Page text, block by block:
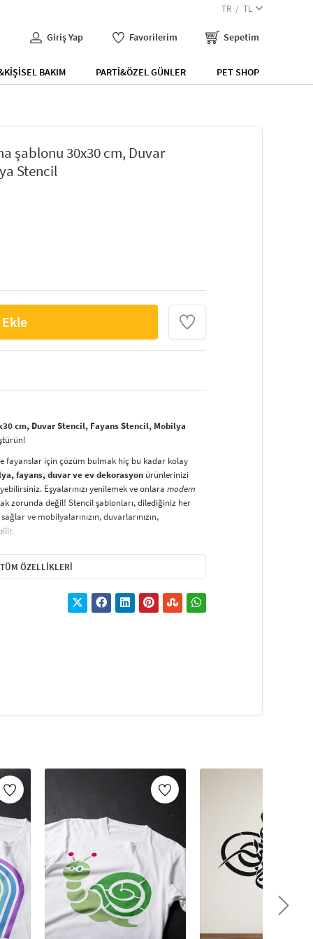
TR TL
Giriş Yap Favorilerim Sepetim
BAKIM PARTİ&ÖZEL GÜNLER PET SHOP
şablonu 30x30 cm, Duvar
Stencil
cm, Duvar Stencil, Fayans Stencil, Mobilya
fayanslar için çözüm bulmak hiç bu kadar kolay
fayans, duvar ve ev dekorasyon ürünlerinizi
Eşyalarınızı yenilemek ve onlara modern
zorunda değil! Stencil şablonları, dilediğiniz her
sağlar ve mobilyalarınızın, duvarlarınızın,
Evinizi, kişisel zevkinizle özelleştirebilir
El işi ve ev dekorasyonusevenler için stencil,
kullanılabilir. Özel hammaddeden üretilen
ÖZELLIKLERI